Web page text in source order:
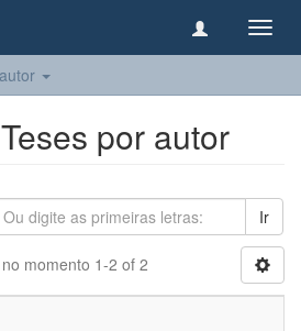
por autor
Ir
momento 1-2 of 2